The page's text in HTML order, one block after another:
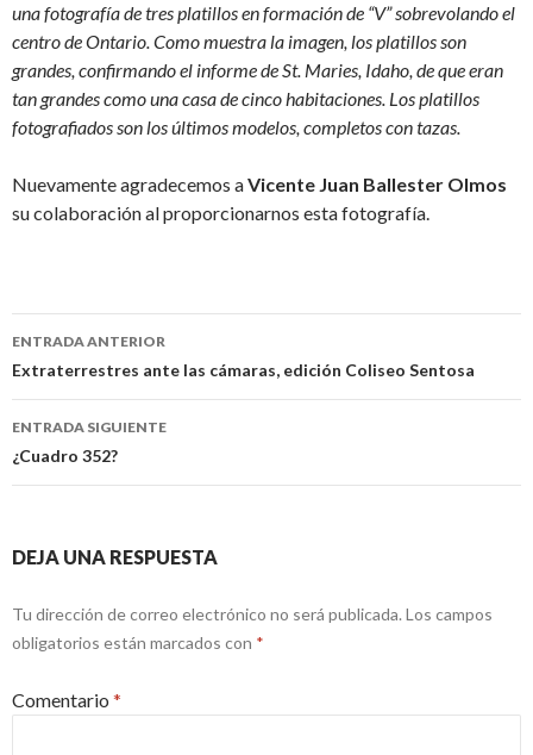
una fotografía de tres platillos en formación de “V” sobrevolando el
centro de Ontario. Como muestra la imagen, los platillos son
grandes, confirmando el informe de St. Maries, Idaho, de que eran
tan grandes como una casa de cinco habitaciones. Los platillos
fotografiados son los últimos modelos, completos con tazas.
Nuevamente agradecemos aVicente Juan Ballester Olmos
su colaboración al proporcionarnos esta fotografía.
Navegación
de
entradas
ENTRADA ANTERIOR
Extraterrestres ante las cámaras, edición Coliseo Sentosa
ENTRADA SIGUIENTE
¿Cuadro 352?
DEJA UNA RESPUESTA
Tu dirección de correo electrónico no será publicada. Los campos
obligatorios están marcados con *
Comentario *